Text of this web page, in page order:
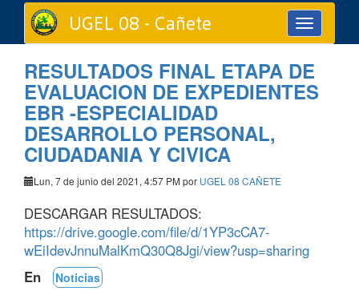
Toggle
navigation
UGEL 08 - Cañete
RESULTADOS FINAL ETAPA DE
EVALUACION DE EXPEDIENTES
EBR -ESPECIALIDAD
DESARROLLO PERSONAL,
CIUDADANIA Y CIVICA
Lun, 7 de junio del 2021, 4:57 PM por UGEL 08 CAÑETE
DESCARGAR RESULTADOS:
https://drive.google.com/file/d/1YP3cCA7-
wEiIdevJnnuMalKmQ30Q8Jgi/view?usp=sharing
En
Noticias